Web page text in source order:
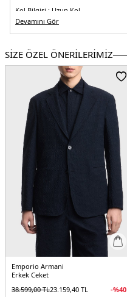
Kol Bilgisi : Uzun Kol
Cep Bilgisi :Cepli
Menşei :Romanya
5DY1EM000069TE13603UB109.12
Devamını Gör
SİZE ÖZEL ÖNERİLERİMİZ
Emporio Armani
Erkek Ceket
38.599,00TL23.159,40 TL -%40